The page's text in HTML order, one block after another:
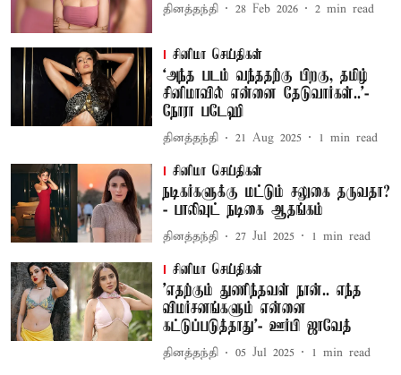
தினத்தந்தி 28 Feb 2026 2 min read
சினிமா செய்திகள்
‘அந்த படம் வந்ததற்கு பிறகு, தமிழ்
சினிமாவில் என்னை தேடுவார்கள்..'-
நோரா படேஹி
தினத்தந்தி 21 Aug 2025 1 min read
சினிமா செய்திகள்
நடிகர்களுக்கு மட்டும் சலுகை தருவதா?
- பாலிவுட் நடிகை ஆதங்கம்
தினத்தந்தி 27 Jul 2025 1 min read
சினிமா செய்திகள்
'எதற்கும் துணிந்தவள் நான்.. எந்த
விமர்சனங்களும் என்னை
கட்டுப்படுத்தாது'- ஊர்பி ஜாவேத்
தினத்தந்தி 05 Jul 2025 1 min read